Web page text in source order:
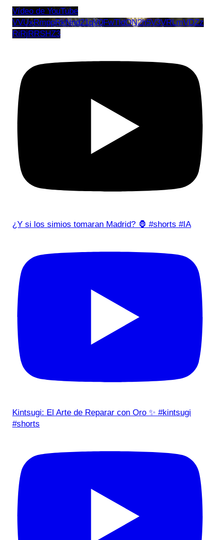
Vídeo de YouTube
VVUxRmppRkNnd21qV0FwTldON2h5V3VRLmVDZz
RiRjRRSHZ3
¿Y si los simios tomaran Madrid? 🦍 #shorts #IA
Kintsugi: El Arte de Reparar con Oro ✨ #kintsugi
#shorts